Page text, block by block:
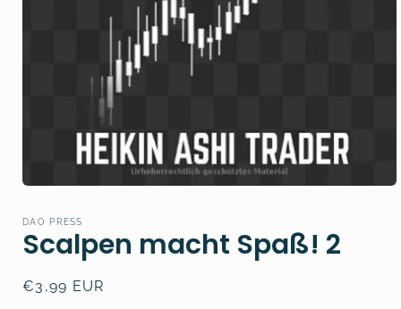
1
in
modal
DAO PRESS
Scalpen macht Spaß! 2
Regular
€3,99 EUR